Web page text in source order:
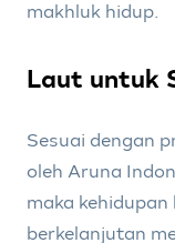
makhluk hidup.
Laut untuk
Sesuai dengan
oleh Aruna
maka
berkelanjutan